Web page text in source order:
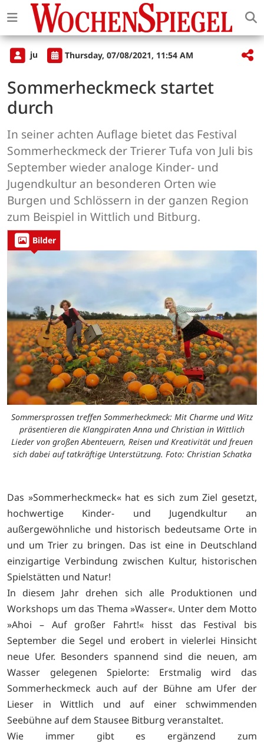
ju Thursday, 07/08/2021, 11:54 AM
Sommerheckmeck startet
durch
In seiner achten Auflage bietet das Festival
Sommerheckmeck der Trierer Tufa von Juli bis
September wieder analoge Kinder- und
Jugendkultur an besonderen Orten wie
Burgen und Schlössern in der ganzen Region
zum Beispiel in Wittlich und Bitburg.
Bilder
Sommersprossen treffen Sommerheckmeck: Mit Charme und Witz
präsentieren die Klangpiraten Anna und Christian in Wittlich
Lieder von großen Abenteuern, Reisen und Kreativität und freuen
sich dabei auf tatkräftige Unterstützung. Foto: Christian Schatka
Das »Sommerheckmeck« hat es sich zum Ziel gesetzt,
hochwertige Kinder- und Jugendkultur an
außergewöhnliche und historisch bedeutsame Orte in
und um Trier zu bringen. Das ist eine in Deutschland
einzigartige Verbindung zwischen Kultur, historischen
Spielstätten und Natur!
In diesem Jahr drehen sich alle Produktionen und
Workshops um das Thema »Wasser«. Unter dem Motto
»Ahoi – Auf großer Fahrt!« hisst das Festival bis
September die Segel und erobert in vielerlei Hinsicht
neue Ufer. Besonders spannend sind die neuen, am
Wasser gelegenen Spielorte: Erstmalig wird das
Sommerheckmeck auch auf der Bühne am Ufer der
Lieser in Wittlich und auf einer schwimmenden
Seebühne auf dem Stausee Bitburg veranstaltet.
Wie immer gibt es ergänzend zum